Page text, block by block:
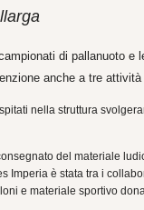
di pallanuoto e
anche a tre
nella struttura
del materiale
Imperia è stata tra i
e materiale sportivo